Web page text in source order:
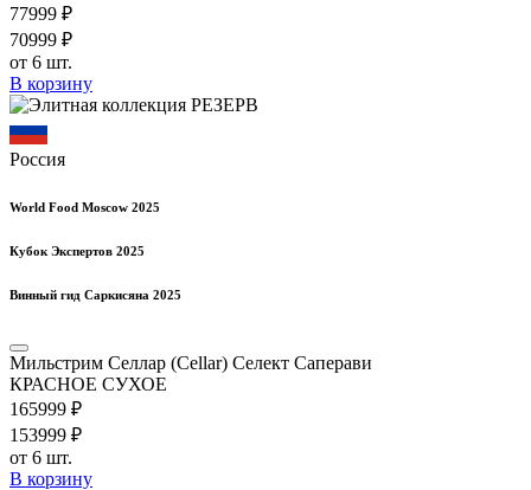
77999 ₽
70999 ₽
от 6 шт.
В корзину
Россия
World Food Moscow 2025
Кубок Экспертов 2025
Винный гид Саркисяна 2025
Мильстрим Селлар (Cellar) Селект Саперави
КРАСНОЕ СУХОЕ
165999 ₽
153999 ₽
от 6 шт.
В корзину